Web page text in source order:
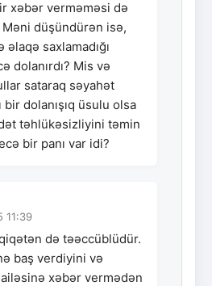
xəbər verməməsi də
düşündürən isə,
saxlamadığı
dolanırdı? Mis və
sataraq səyahət
bir dolanışıq üsulu olsa
təhlükəsizliyini təmin
bir panı var idi?
11:39
də təəccüblüdür.
baş verdiyini və
xəbər vermədən